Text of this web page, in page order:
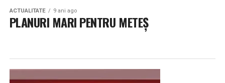
ACTUALITATE 9 ani ago
PLANURI MARI PENTRU METEȘ